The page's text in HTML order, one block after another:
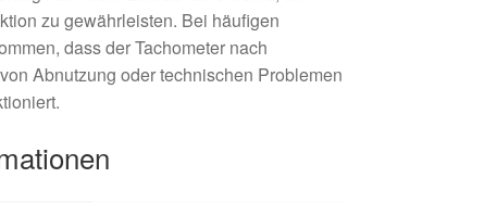
zu gewährleisten. Bei häufigen
dass der Tachometer nach
Abnutzung oder technischen Problemen